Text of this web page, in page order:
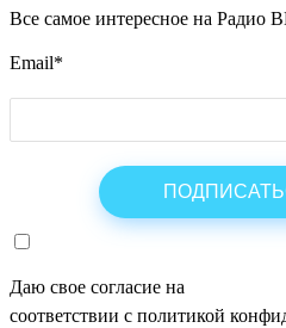
Все самое интересное на Радио
Email*
Даю свое согласие на
соответствии с политикой